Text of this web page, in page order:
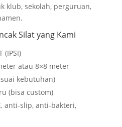
klub, sekolah, perguruan,
Silat yang Kami
(IPSI)
atau 8×8 meter
kebutuhan)
(bisa custom)
anti-slip, anti-bakteri,